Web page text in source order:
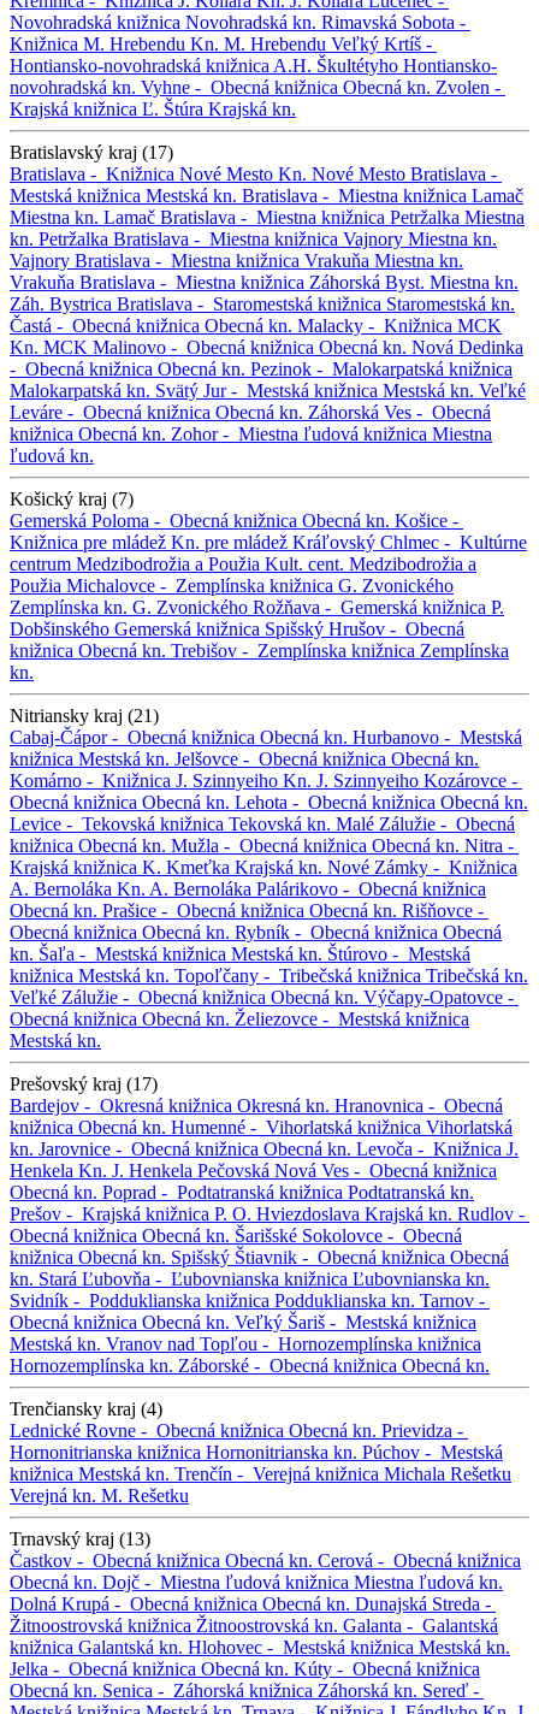
Novohradská knižnica Novohradská kn. Rimavská Sobota -
Knižnica M. Hrebendu Kn. M. Hrebendu Veľký Krtíš -
Hontiansko-novohradská knižnica A.H. Škultétyho Hontiansko-
novohradská kn. Vyhne - Obecná knižnica Obecná kn. Zvolen -
Krajská knižnica Ľ. Štúra Krajská kn.
Bratislavský kraj (17)
Bratislava - Knižnica Nové Mesto Kn. Nové Mesto Bratislava -
Mestská knižnica Mestská kn. Bratislava - Miestna knižnica Lamač
Miestna kn. Lamač Bratislava - Miestna knižnica Petržalka Miestna
kn. Petržalka Bratislava - Miestna knižnica Vajnory Miestna kn.
Vajnory Bratislava - Miestna knižnica Vrakuňa Miestna kn.
Vrakuňa Bratislava - Miestna knižnica Záhorská Byst. Miestna kn.
Záh. Bystrica Bratislava - Staromestská knižnica Staromestská kn.
Častá - Obecná knižnica Obecná kn. Malacky - Knižnica MCK
Kn. MCK Malinovo - Obecná knižnica Obecná kn. Nová Dedinka
- Obecná knižnica Obecná kn. Pezinok - Malokarpatská knižnica
Malokarpatská kn. Svätý Jur - Mestská knižnica Mestská kn. Veľké
Leváre - Obecná knižnica Obecná kn. Záhorská Ves - Obecná
knižnica Obecná kn. Zohor - Miestna ľudová knižnica Miestna
ľudová kn.
Košický kraj (7)
Gemerská Poloma - Obecná knižnica Obecná kn. Košice -
Knižnica pre mládež Kn. pre mládež Kráľovský Chlmec - Kultúrne
centrum Medzibodrožia a Použia Kult. cent. Medzibodrožia a
Použia Michalovce - Zemplínska knižnica G. Zvonického
Zemplínska kn. G. Zvonického Rožňava - Gemerská knižnica P.
Dobšinského Gemerská knižnica Spišský Hrušov - Obecná
knižnica Obecná kn. Trebišov - Zemplínska knižnica Zemplínska
kn.
Nitriansky kraj (21)
Cabaj-Čápor - Obecná knižnica Obecná kn. Hurbanovo - Mestská
knižnica Mestská kn. Jelšovce - Obecná knižnica Obecná kn.
Komárno - Knižnica J. Szinnyeiho Kn. J. Szinnyeiho Kozárovce -
Obecná knižnica Obecná kn. Lehota - Obecná knižnica Obecná kn.
Levice - Tekovská knižnica Tekovská kn. Malé Zálužie - Obecná
knižnica Obecná kn. Mužla - Obecná knižnica Obecná kn. Nitra -
Krajská knižnica K. Kmeťka Krajská kn. Nové Zámky - Knižnica
A. Bernoláka Kn. A. Bernoláka Palárikovo - Obecná knižnica
Obecná kn. Prašice - Obecná knižnica Obecná kn. Rišňovce -
Obecná knižnica Obecná kn. Rybník - Obecná knižnica Obecná
kn. Šaľa - Mestská knižnica Mestská kn. Štúrovo - Mestská
knižnica Mestská kn. Topoľčany - Tribečská knižnica Tribečská kn.
Veľké Zálužie - Obecná knižnica Obecná kn. Výčapy-Opatovce -
Obecná knižnica Obecná kn. Želiezovce - Mestská knižnica
Mestská kn.
Prešovský kraj (17)
Bardejov - Okresná knižnica Okresná kn. Hranovnica - Obecná
knižnica Obecná kn. Humenné - Vihorlatská knižnica Vihorlatská
kn. Jarovnice - Obecná knižnica Obecná kn. Levoča - Knižnica J.
Henkela Kn. J. Henkela Pečovská Nová Ves - Obecná knižnica
Obecná kn. Poprad - Podtatranská knižnica Podtatranská kn.
Prešov - Krajská knižnica P. O. Hviezdoslava Krajská kn. Rudlov -
Obecná knižnica Obecná kn. Šarišské Sokolovce - Obecná
knižnica Obecná kn. Spišský Štiavnik - Obecná knižnica Obecná
kn. Stará Ľubovňa - Ľubovnianska knižnica Ľubovnianska kn.
Svidník - Podduklianska knižnica Podduklianska kn. Tarnov -
Obecná knižnica Obecná kn. Veľký Šariš - Mestská knižnica
Mestská kn. Vranov nad Topľou - Hornozemplínska knižnica
Hornozemplínska kn. Záborské - Obecná knižnica Obecná kn.
Trenčiansky kraj (4)
Lednické Rovne - Obecná knižnica Obecná kn. Prievidza -
Hornonitrianska knižnica Hornonitrianska kn. Púchov - Mestská
knižnica Mestská kn. Trenčín - Verejná knižnica Michala Rešetku
Verejná kn. M. Rešetku
Trnavský kraj (13)
Častkov - Obecná knižnica Obecná kn. Cerová - Obecná knižnica
Obecná kn. Dojč - Miestna ľudová knižnica Miestna ľudová kn.
Dolná Krupá - Obecná knižnica Obecná kn. Dunajská Streda -
Žitnoostrovská knižnica Žitnoostrovská kn. Galanta - Galantská
knižnica Galantská kn. Hlohovec - Mestská knižnica Mestská kn.
Jelka - Obecná knižnica Obecná kn. Kúty - Obecná knižnica
Obecná kn. Senica - Záhorská knižnica Záhorská kn. Sereď -